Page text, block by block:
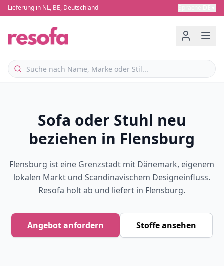
Lieferung in NL, BE, Deutschland
Sofa oder Stuhl neu
beziehen in Flensburg
Flensburg ist eine Grenzstadt mit Dänemark, eigenem
lokalen Markt und Scandinavischem Designeinfluss.
Resofa holt ab und liefert in Flensburg.
Angebot anfordern Stoffe ansehen